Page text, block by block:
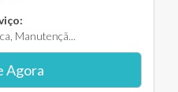
Manutençã...
Agora